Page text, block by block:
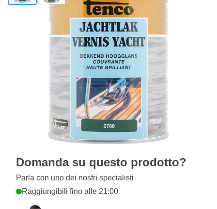
€ incl. IVA
Aggiungi al Carrello
Ordina entro le 23:59,spedito oggi
Spedizione gratuitada 150,- €
per resi & cambi
Recensioni dei clienti:4,58/5(7.078 recensioni)
Domanda su questo prodotto?
Parla con uno dei nostri specialisti
Raggiungibili fino alle 21:00